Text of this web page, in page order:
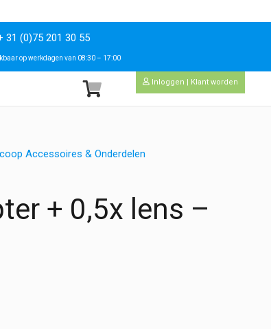
31 (0)75 201 30 55
op werkdagen van 08:30 – 17:00
Inloggen | Klant worden
Accessoires & Onderdelen
+ 0,5x lens –